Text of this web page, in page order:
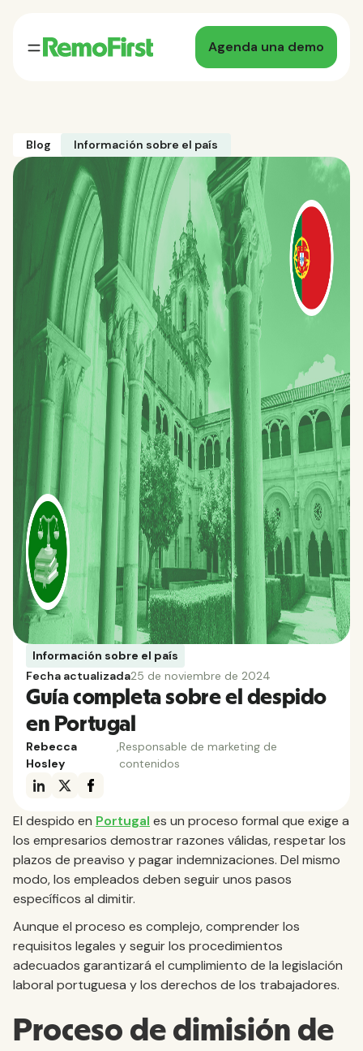
Agenda una demo
Blog Información sobre el país
Información sobre el país
Fecha actualizada25 de noviembre de 2024
Guía completa sobre el despido
en Portugal
Rebecca
Hosley
,Responsable de marketing de
contenidos
El despido en Portugal es un proceso formal que exige a
los empresarios demostrar razones válidas, respetar los
plazos de preaviso y pagar indemnizaciones. Del mismo
modo, los empleados deben seguir unos pasos
específicos al dimitir.
Aunque el proceso es complejo, comprender los
requisitos legales y seguir los procedimientos
adecuados garantizará el cumplimiento de la legislación
laboral portuguesa y los derechos de los trabajadores.
Proceso de dimisión de